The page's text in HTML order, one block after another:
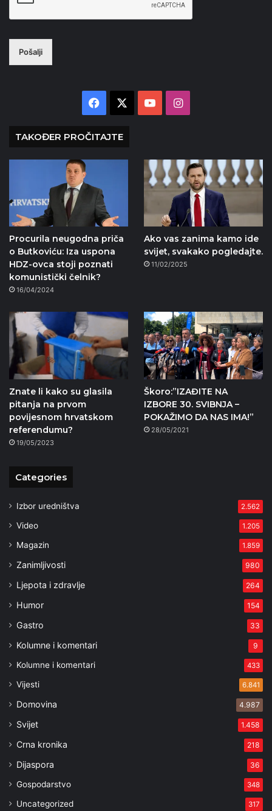
Pošalji
Facebook YouTubeInstagram
TAKOĐER PROČITAJTE
Procurila neugodna priča
o Butkoviću: Iza uspona
HDZ-ovca stoji poznati
komunistički čelnik?
16/04/2024
Ako vas zanima kamo ide
svijet, svakako pogledajte.
11/02/2025
Znate li kako su glasila
pitanja na prvom
povijesnom hrvatskom
referendumu?
19/05/2023
Škoro:”IZAĐITE NA
IZBORE 30. SVIBNJA –
POKAŽIMO DA NAS IMA!”
28/05/2021
Categories
Izbor uredništva 2.562
Video 1.205
Magazin 1.859
Zanimljivosti 980
Ljepota i zdravlje 264
Humor 154
Gastro 33
Kolumne i komentari 9
Kolumne i komentari 433
Vijesti 6.841
Domovina 4.987
Svijet 1.458
Crna kronika 218
Dijaspora 36
Gospodarstvo 348
Uncategorized 317